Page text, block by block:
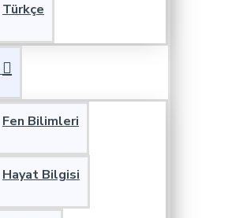
Türkçe
Fen Bilimleri
Hayat Bilgisi